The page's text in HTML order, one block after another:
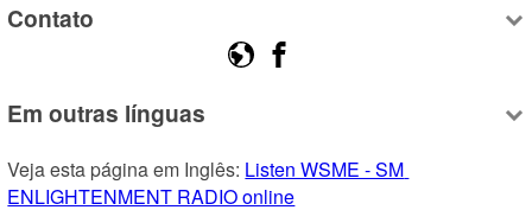
Contato
Em outras línguas
Veja esta página em Inglês: Listen WSME - SM
ENLIGHTENMENT RADIO online